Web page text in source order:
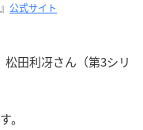
公式サイト
田利冴さん（第3シリ
。